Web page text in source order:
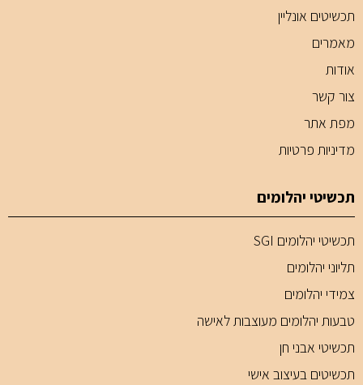
תכשיטים אונליין
מאמרים
אודות
צור קשר
מפת אתר
מדיניות פרטיות
תכשיטי יהלומים
תכשיטי יהלומים SGI
תליוני יהלומים
צמידי יהלומים
טבעות יהלומים מעוצבות לאישה
תכשיטי אבני חן
תכשיטים בעיצוב אישי